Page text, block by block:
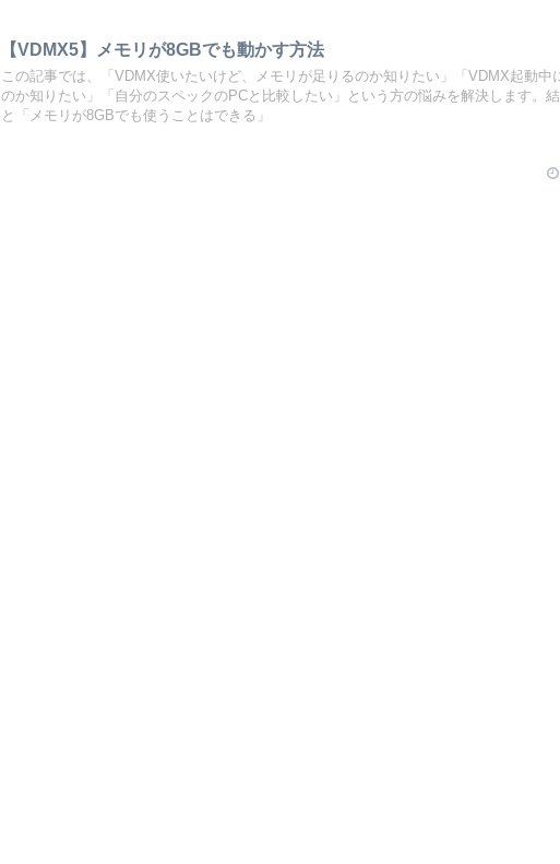
【VDMX5】メモリが8GBでも動かす方法
この記事では、「VDMX使いたいけど、メモリが足りるのか知りたい」「VDMX起動中
のか知りたい」「自分のスペックのPCと比較したい」という方の悩みを解決します。
と「メモリが8GBでも使うことはできる」